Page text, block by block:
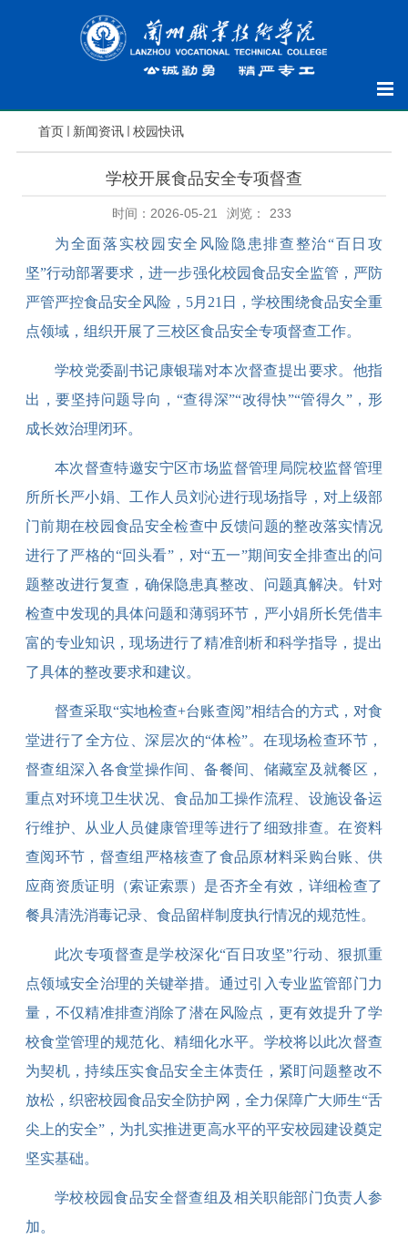
首页 新闻资讯 校园快讯
学校开展食品安全专项督查
时间：2026-05-21 浏览： 233
为全面落实校园安全风险隐患排查整治“百日攻
坚”行动部署要求，进一步强化校园食品安全监管，严防
严管严控食品安全风险，5月21日，学校围绕食品安全重
点领域，组织开展了三校区食品安全专项督查工作。
学校党委副书记康银瑞对本次督查提出要求。他指
出，要坚持问题导向， “查得深”“改得快”“管得久”，形
成长效治理闭环。
本次督查特邀安宁区市场监督管理局院校监督管理
所所长严小娟、工作人员刘沁进行现场指导，对上级部
门前期在校园食品安全检查中反馈问题的整改落实情况
进行了严格的“回头看”， 对“五一”期间安全排查出的问
题整改进行复查， 确保隐患真整改、问题真解决。针对
检查中发现的具体问题和薄弱环节，严小娟所长凭借丰
富的专业知识，现场进行了精准剖析和科学指导，提出
了具体的整改要求和建议。
督查采取“实地检查+台账查阅”相结合的方式，对食
堂进行了全方位、深层次的“体检”。在现场检查环节，
督查组深入各食堂操作间、备餐间、储藏室及就餐区，
重点对环境卫生状况、食品加工操作流程、设施设备运
行维护、从业人员健康管理等进行了细致排查。在资料
查阅环节，督查组严格核查了食品原材料采购台账、供
应商资质证明（索证索票）是否齐全有效，详细检查了
餐具清洗消毒记录、食品留样制度执行情况的规范性。
此次专项督查是学校深化“百日攻坚”行动、狠抓重
点领域安全治理的关键举措。通过引入专业监管部门力
量，不仅精准排查消除了潜在风险点，更有效提升了学
校食堂管理的规范化、精细化水平。学校将以此次督查
为契机，持续压实食品安全主体责任，紧盯问题整改不
放松，织密校园食品安全防护网，全力保障广大师生“舌
尖上的安全”，为扎实推进更高水平的平安校园建设奠定
坚实基础。
学校校园食品安全督查组及相关职能部门负责人参
加。